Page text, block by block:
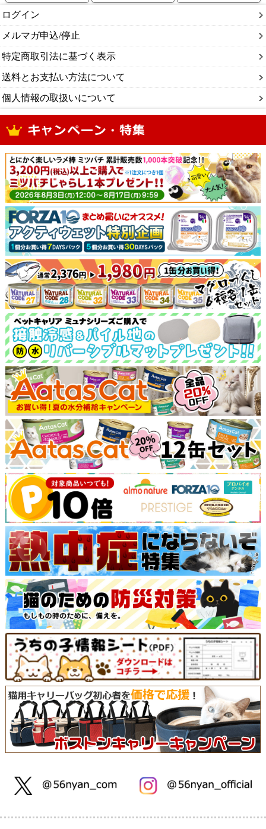
ログイン
メルマガ申込/停止
特定商取引法に基づく表示
送料とお支払い方法について
個人情報の取扱いについて